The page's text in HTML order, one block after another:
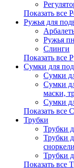
Показать все
Ружья для
Ружья
Слинги
Показать все
Сумки для
Сумки
Сумки
маски,
Сумки
Показать все
Трубки
Трубки
Трубки
Трубки
Показать все